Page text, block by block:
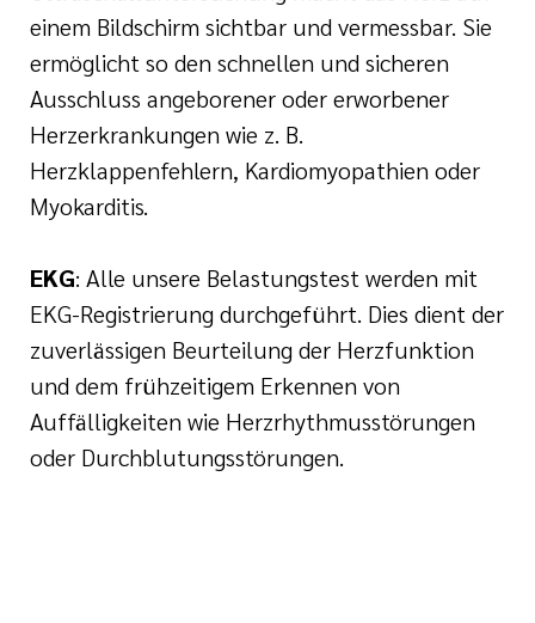
einem Bildschirm sichtbar und vermessbar. Sie
ermöglicht so den schnellen und sicheren
Ausschluss angeborener oder erworbener
Herzerkrankungen wie z. B.
Herzklappenfehlern, Kardiomyopathien oder
Myokarditis.
EKG: Alle unsere Belastungstest werden mit
EKG-Registrierung durchgeführt. Dies dient der
zuverlässigen Beurteilung der Herzfunktion
und dem frühzeitigem Erkennen von
Auffälligkeiten wie Herzrhythmusstörungen
oder Durchblutungsstörungen.